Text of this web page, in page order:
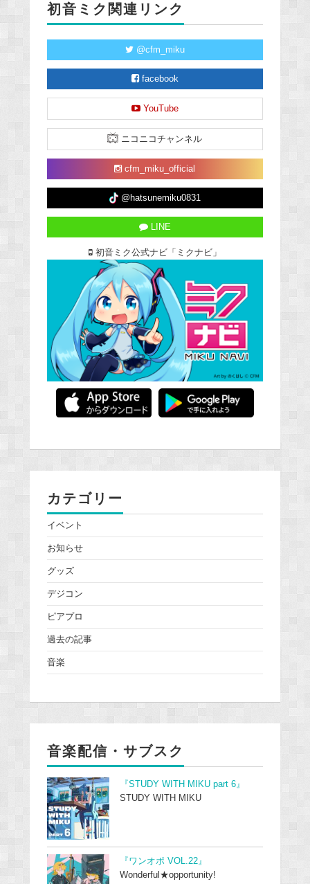
初音ミク関連リンク
@cfm_miku
facebook
YouTube
ニコニコチャンネル
cfm_miku_official
@hatsunemiku0831
LINE
初音ミク公式ナビ「ミクナビ」
カテゴリー
イベント
お知らせ
グッズ
デジコン
ピアプロ
過去の記事
音楽
音楽配信・サブスク
『STUDY WITH MIKU part 6』
STUDY WITH MIKU
『ワンオポ VOL.22』
Wonderful★opportunity!